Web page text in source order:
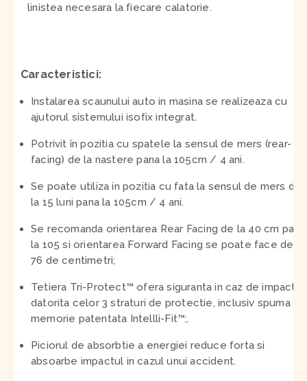
linistea necesara la fiecare calatorie.
Caracteristici:
Instalarea scaunului auto in masina se realizeaza cu
ajutorul sistemului isofix integrat.
Potrivit în pozitia cu spatele la sensul de mers (rear-
facing) de la nastere pana la 105cm / 4 ani.
Se poate utiliza in pozitia cu fata la sensul de mers de
la 15 luni pana la 105cm / 4 ani.
Se recomanda orientarea Rear Facing de la 40 cm pana
la 105 si orientarea Forward Facing se poate face de la
76 de centimetri;
Tetiera Tri-Protect™ ofera siguranta in caz de impact
datorita celor 3 straturi de protectie, inclusiv spuma cu
memorie patentata Intellli-Fit™;.
Piciorul de absorbtie a energiei reduce forta si
absoarbe impactul in cazul unui accident.